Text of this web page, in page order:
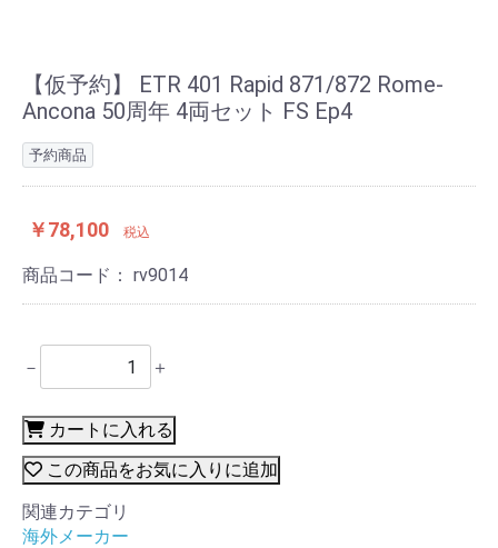
【仮予約】 ETR 401 Rapid 871/872 Rome-
Ancona 50周年 4両セット FS Ep4
予約商品
￥78,100 税込
商品コード： rv9014
－ ＋
カートに入れる
この商品をお気に入りに追加
関連カテゴリ
海外メーカー